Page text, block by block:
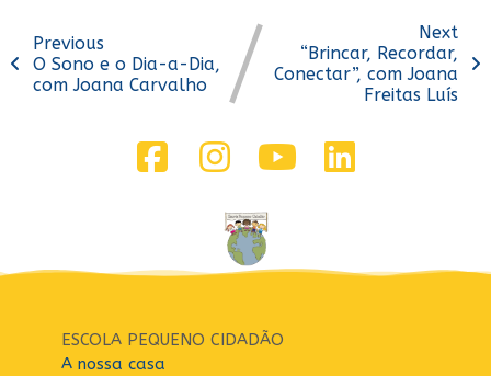
Previous
O Sono e o Dia-a-Dia,
com Joana Carvalho
Next
“Brincar, Recordar,
Conectar”, com Joana
Freitas Luís
ESCOLA PEQUENO CIDADÃO
A nossa casa